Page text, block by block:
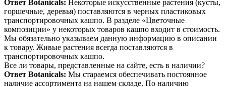
Ответ Botanicals: Некоторые искусственные растения (кусты,
горшечные, деревья) поставляются в черных пластиковых
транспортировочных кашпо. В разделе «Цветочные
композиции» у некоторых товаров кашпо входит в стоимость.
Мы обязательно указываем данную информацию в описании
к товару. Живые растения всегда поставляются в
транспортировочных кашпо.
Все ли товары, представленные на сайте, есть в наличии?
Ответ Botanicals: Мы стараемся обеспечивать постоянное
наличие ассортимента на нашем складе. По наличию